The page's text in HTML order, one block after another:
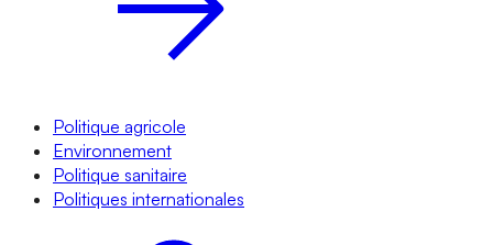
Politique agricole
Environnement
Politique sanitaire
Politiques internationales